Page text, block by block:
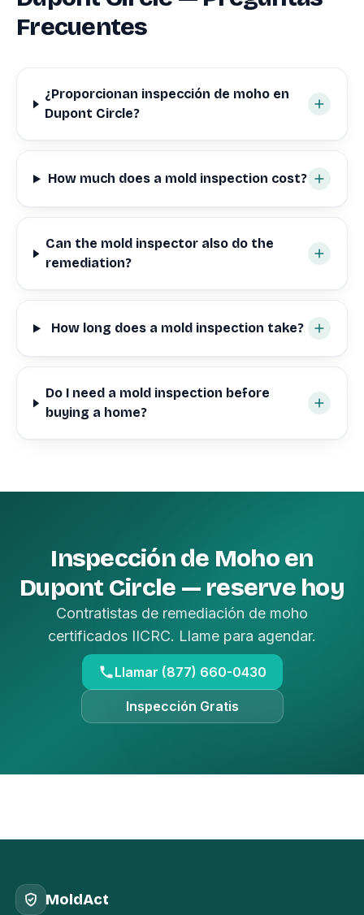
Frecuentes
¿Proporcionan inspección de moho en
Dupont Circle?
How much does a mold inspection cost?
Can the mold inspector also do the
remediation?
How long does a mold inspection take?
Do I need a mold inspection before
buying a home?
Inspección de Moho en
Dupont Circle — reserve hoy
Contratistas de remediación de moho
certificados IICRC. Llame para agendar.
Llamar (877) 660-0430
Inspección Gratis
MoldAct